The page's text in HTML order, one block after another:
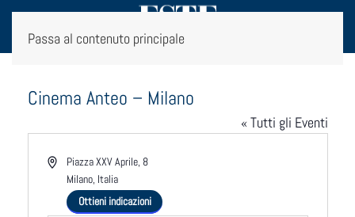
Passa al contenuto principale
Cinema Anteo – Milano
« Tutti gli Eventi
IndirizzoPiazza XXV Aprile, 8
Milano, Italia
Ottieni indicazioni